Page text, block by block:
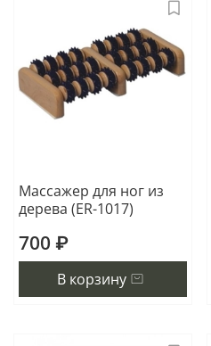
Массажер для ног из
дерева (ER-1017)
700 ₽
В корзину